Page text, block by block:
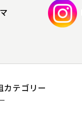
カテゴリー